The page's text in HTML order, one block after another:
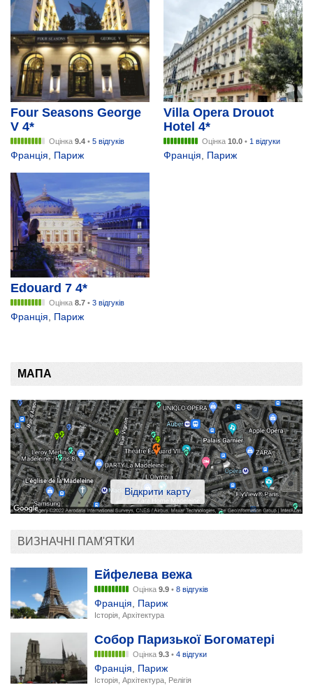
Four Seasons George
V 4*
Оцінка 9.4 • 5 відгуків
Франція, Париж
Villa Opera Drouot
Hotel 4*
Оцінка 10.0 • 1 відгуки
Франція, Париж
Edouard 7 4*
Оцінка 8.7 • 3 відгуків
Франція Париж
МАПА
Відкрити карту
ВИЗНАЧНІ ПАМ'ЯТКИ
Ейфелева вежа
Оцінка 9.9 • 8 відгуків
Франція Париж
Історія, Архітектура
Собор Паризької Богоматері
Оцінка 9.3 • 4 відгуки
Франція Париж
Історія, Архітектура, Релігія